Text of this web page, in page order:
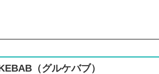
（グルケバブ）